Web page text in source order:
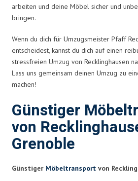
arbeiten und deine Möbel sicher und
bringen.
Wenn du dich für Umzugsmeister Pfaff
entscheidest, kannst du dich auf einen
stressfreien Umzug von Recklinghausen
Lass uns gemeinsam deinen Umzug zu
machen!
Günstiger
von
Grenoble
Günstiger Möbeltransport von